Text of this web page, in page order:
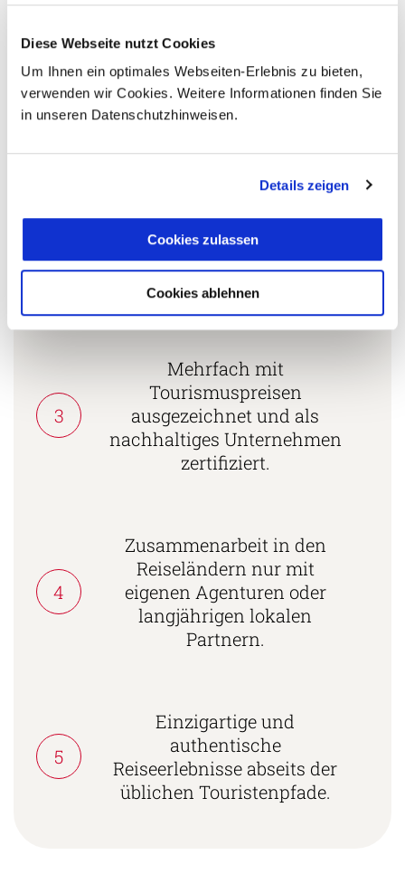
Diese Webseite nutzt Cookies
Um Ihnen ein optimales Webseiten-Erlebnis zu bieten,
verwenden wir Cookies. Weitere Informationen finden Sie
in unseren Datenschutzhinweisen.
Details zeigen
Cookies zulassen
Cookies ablehnen
5 Gründe warum Sie mit Ihrer Buchung bei uns
die richtige Entscheidung treffen:
25 Jahren Erfahrung!
2
Persönliche Beratung durch
vielgereiste
Länderspezialisten.
3
Mehrfach mit
Tourismuspreisen
ausgezeichnet und als
nachhaltiges Unternehmen
zertifiziert.
4
Zusammenarbeit in den
Reiseländern nur mit
eigenen Agenturen oder
langjährigen lokalen
Partnern.
5
Einzigartige und
authentische
Reiseerlebnisse abseits der
üblichen Touristenpfade.